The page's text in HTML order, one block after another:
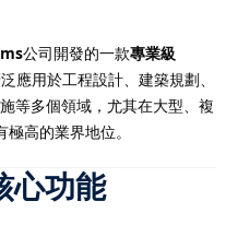
公司開發的一款專業級
應用於工程設計、建築規劃、
等多個領域，尤其在大型、複
高的業界地位。
心功能